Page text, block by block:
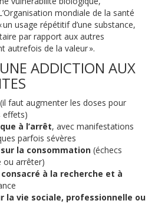
mondiale de la santé
usage répétitif d’une substance,
par rapport aux autres
autrefois de la valeur ».
ADDICTION AUX
(il faut augmenter les doses pour
effets)
à l’arrêt, avec manifestations
parfois sévères
la consommation (échecs
ou arrêter)
à la recherche et à
la vie sociale, professionnelle ou